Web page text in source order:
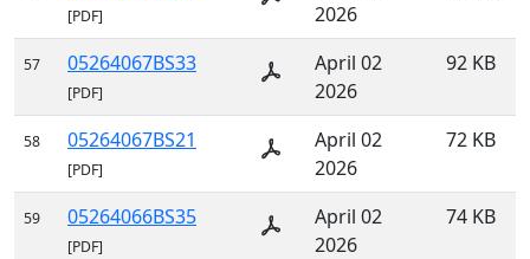
[PDF]
2026
57 05264067BS33
[PDF]
April 02
2026
92 KB
58 05264067BS21
[PDF]
April 02
2026
72 KB
59 05264066BS35
[PDF]
April 02
2026
74 KB